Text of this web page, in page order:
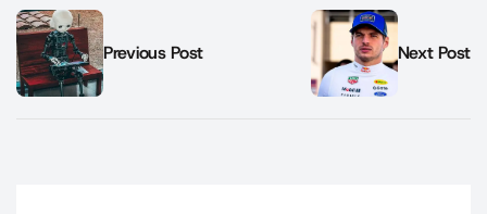
Previous Post Next Post